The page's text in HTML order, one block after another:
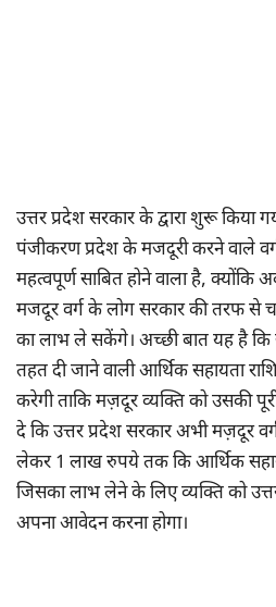
उत्तर प्रदेश सरकार के द्वारा शुरू किया
पंजीकरण प्रदेश के मजदूरी करने वाले
महत्वपूर्ण साबित होने वाला है,
मजदूर वर्ग के लोग सरकार की तरफ से
का लाभ ले सकेंगे। अच्छी बात यह है
तहत दी जाने वाली आर्थिक सहायता
करेगी ताकि मज़दूर व्यक्ति को उसकी
दे कि उत्तर प्रदेश सरकार अभी मज़दूर
लेकर 1 लाख रुपये तक कि आर्थिक
जिसका लाभ लेने के लिए व्यक्ति को
अपना आवेदन करना होगा।